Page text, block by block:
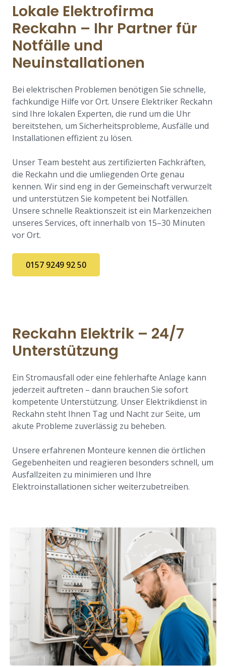
Lokale Elektrofirma
Reckahn – Ihr Partner für
Notfälle und
Neuinstallationen
Bei elektrischen Problemen benötigen Sie schnelle,
fachkundige Hilfe vor Ort. Unsere Elektriker Reckahn
sind Ihre lokalen Experten, die rund um die Uhr
bereitstehen, um Sicherheitsprobleme, Ausfälle und
Installationen effizient zu lösen.
Unser Team besteht aus zertifizierten Fachkräften,
die Reckahn und die umliegenden Orte genau
kennen. Wir sind eng in der Gemeinschaft verwurzelt
und unterstützen Sie kompetent bei Notfällen.
Unsere schnelle Reaktionszeit ist ein Markenzeichen
unseres Services, oft innerhalb von 15–30 Minuten
vor Ort.
0157 9249 92 50
Reckahn Elektrik – 24/7
Unterstützung
Ein Stromausfall oder eine fehlerhafte Anlage kann
jederzeit auftreten – dann brauchen Sie sofort
kompetente Unterstützung. Unser Elektrikdienst in
Reckahn steht Ihnen Tag und Nacht zur Seite, um
akute Probleme zuverlässig zu beheben.
Unsere erfahrenen Monteure kennen die örtlichen
Gegebenheiten und reagieren besonders schnell, um
Ausfallzeiten zu minimieren und Ihre
Elektroinstallationen sicher weiterzubetreiben.